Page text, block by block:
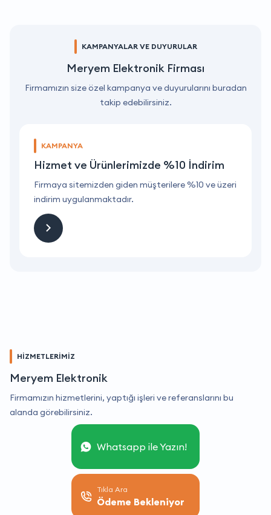
KAMPANYALAR VE DUYURULAR
Meryem Elektronik Firması
Firmamızın size özel kampanya ve duyurularını buradan
takip edebilirsiniz.
KAMPANYA
Hizmet ve Ürünlerimizde %10 İndirim
Firmaya sitemizden giden müşterilere %10 ve üzeri
indirim uygulanmaktadır.
HİZMETLERİMİZ
Meryem Elektronik
Firmamızın hizmetlerini, yaptığı işleri ve referanslarını bu
alanda görebilirsiniz.
Whatsapp ile Yazın!
Tıkla Ara
Ödeme Bekleniyor